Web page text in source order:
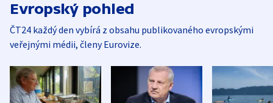
Evropský pohled
ČT24 každý den vybírá z obsahu publikovaného evropskými
veřejnými médii, členy Eurovize.